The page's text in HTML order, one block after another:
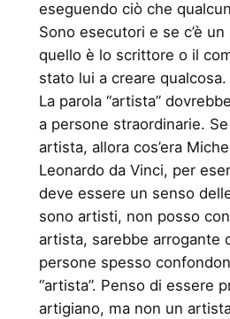
eseguendo ciò che
Sono esecutori e se c’è
quello è lo scrittore o il
stato lui a creare qualcosa.
La parola “artista”
a persone straordinarie.
artista, allora cos’era
Leonardo da Vinci, per
deve essere un senso
sono artisti, non posso
artista, sarebbe arrogante
persone spesso
“artista”. Penso di essere
artigiano, ma non un